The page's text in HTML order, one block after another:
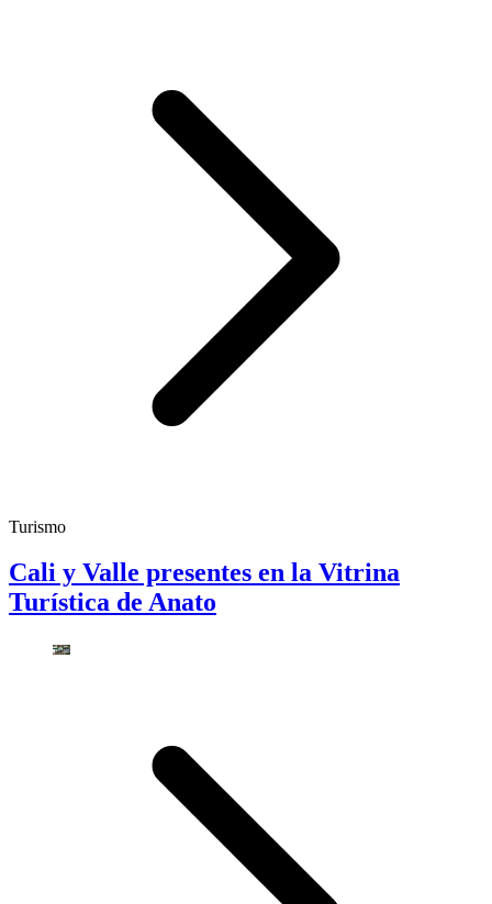
Turismo
Cali y Valle presentes en la Vitrina
Turística de Anato